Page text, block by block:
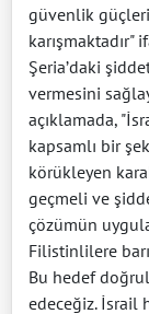
güvenlik
karışmaktadır"
Şeria’daki
vermesini
açıklamada,
kapsamlı bir
körükleyen
geçmeli ve
çözümün
Filistinlilere
Bu hedef
edeceğiz. İsrail